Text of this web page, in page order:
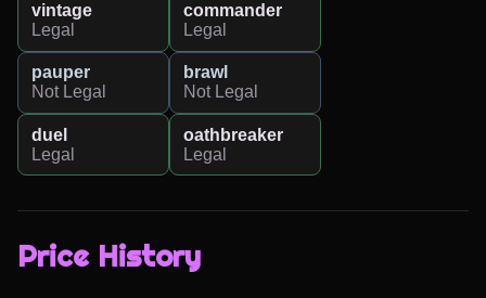
vintage
Legal
commander
Legal
pauper
Not Legal
brawl
Not Legal
duel
Legal
oathbreaker
Legal
Price History